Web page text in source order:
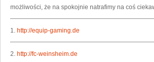
możliwości, że na spokojnie natrafimy na coś
1. http://equip-gaming.de
2. http://fc-weinsheim.de